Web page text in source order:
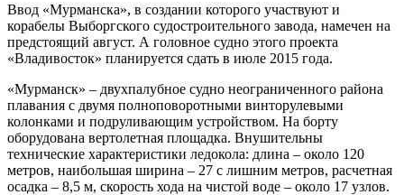
Ввод «Мурманска», в создании которого участвуют и
корабелы Выборгского судостроительного завода, намечен на
предстоящий август. А головное судно этого проекта
«Владивосток» планируется сдать в июле 2015 года.
«Мурманск» – двухпалубное судно неограниченного района
плавания с двумя полноповоротными винторулевыми
колонками и подруливающим устройством. На борту
оборудована вертолетная площадка. Внушительны
технические характеристики ледокола: длина – около 120
метров, наибольшая ширина – 27 с лишним метров, расчетная
осадка – 8,5 м, скорость хода на чистой воде – около 17 узлов.